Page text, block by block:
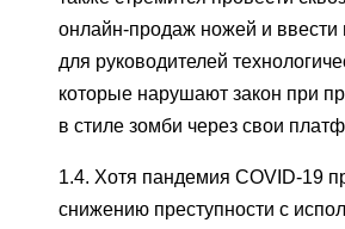
онлайн-продаж ножей и ввести
для руководителей
которые нарушают закон при
в стиле зомби через свои
1.4. Хотя пандемия COVID-19
снижению преступности с